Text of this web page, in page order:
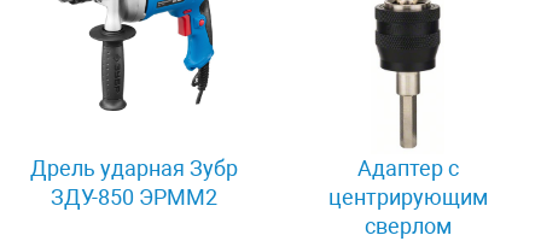
Дрель ударная Зубр
ЗДУ-850 ЭРММ2
Адаптер c
центрирующим
сверлом